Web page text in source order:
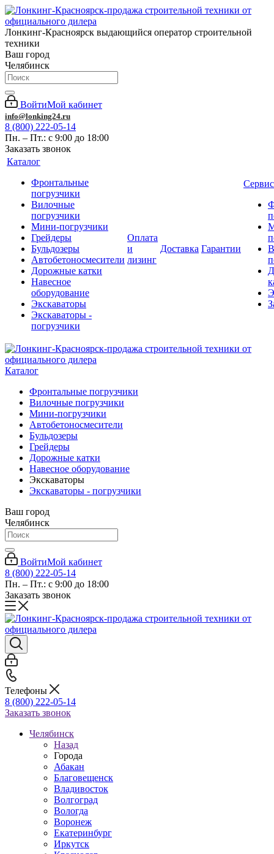
Лонкинг-Красноярск выдающийся оператор строительной
техники
Ваш город
Челябинск
ВойтиМой кабинет
info@lonking24.ru
8 (800) 222-05-14
Пн. – Пт.: с 9:00 до 18:00
Заказать звонок
Каталог
Фронтальные
погрузчики
Вилочные
погрузчики
Мини-погрузчики
Грейдеры
Бульдозеры
Автобетоносмесители
Дорожные катки
Навесное
оборудование
Экскаваторы
Экскаваторы -
погрузчики
Оплата
и
лизинг
Доставка Гарантии
Каталог
Фронтальные погрузчики
Вилочные погрузчики
Мини-погрузчики
Автобетоносмесители
Бульдозеры
Грейдеры
Дорожные катки
Навесное оборудование
Экскаваторы
Экскаваторы - погрузчики
Ваш город
Челябинск
ВойтиМой кабинет
8 (800) 222-05-14
Пн. – Пт.: с 9:00 до 18:00
Заказать звонок
Телефоны
8 (800) 222-05-14
Заказать звонок
Челябинск
Назад
Города
Абакан
Благовещенск
Владивосток
Волгоград
Вологда
Воронеж
Екатеринбург
Иркутск